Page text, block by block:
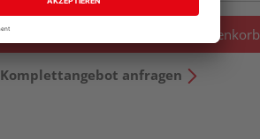
In den Warenkorb
Komplettangebot anfragen